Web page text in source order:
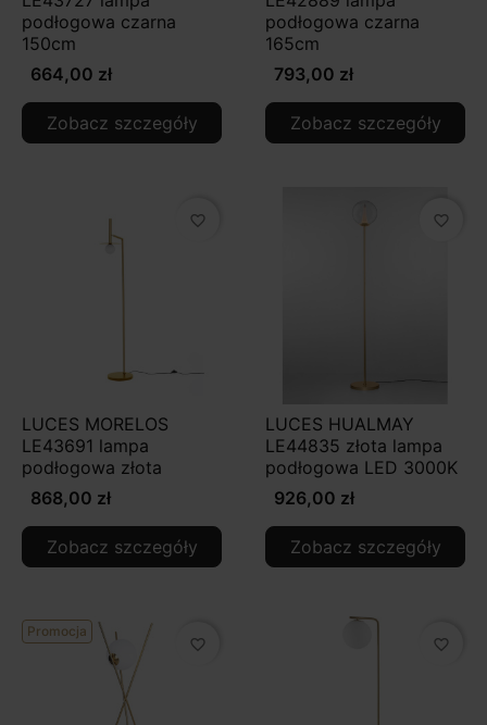
lampy.
podłogowa czarna
150cm
664,00 zł
Zobacz szczegóły
podłogowa czarna
165cm
793,00 zł
Zobacz szczegóły
favorite_border
LUCES MORELOS
LE43691 lampa
podłogowa złota
868,00 zł
Zobacz szczegóły
favorite_border
LUCES HUALMAY
LE44835 złota lampa
podłogowa LED 3000K
926,00 zł
Zobacz szczegóły
Promocja
favorite_border favorite_border